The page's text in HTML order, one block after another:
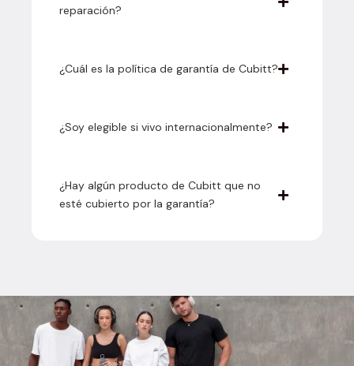
reparación?
¿Cuál es la política de garantía de Cubitt?
¿Soy elegible si vivo internacionalmente?
¿Hay algún producto de Cubitt que no
esté cubierto por la garantía?